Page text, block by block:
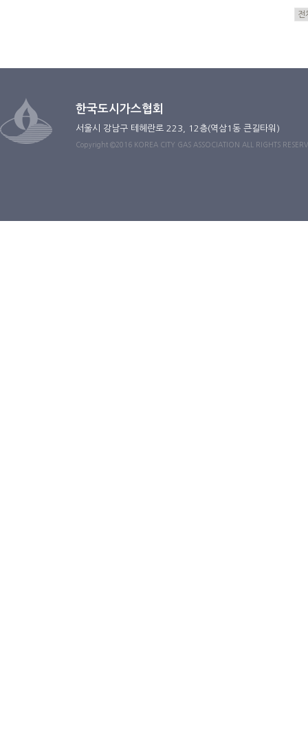
한국도시가스협회
서울시 강남구 테헤란로 223, 12층(역삼1동 큰길타워)
Copyright ©2016 KOREA CITY GAS ASSOCIATION ALL RIGHTS